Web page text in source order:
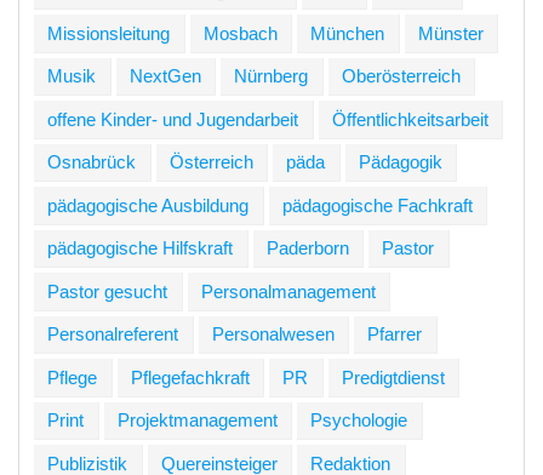
Missionsleitung Mosbach München Münster
Musik NextGen Nürnberg Oberösterreich
offene Kinder- und Jugendarbeit Öffentlichkeitsarbeit
Osnabrück Österreich päda Pädagogik
pädagogische Ausbildung pädagogische Fachkraft
pädagogische Hilfskraft Paderborn Pastor
Pastor gesucht Personalmanagement
Personalreferent Personalwesen Pfarrer
Pflege Pflegefachkraft PR Predigtdienst
Print Projektmanagement Psychologie
Publizistik Quereinsteiger Redaktion